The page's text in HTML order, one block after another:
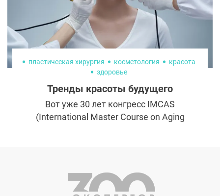
пластическая хирургия косметология
красота
здоровье
Тренды красоты будущего
Вот уже 30 лет конгресс IMCAS
(International Master Course on Aging
136 стран, включая Россию, для обмена
опытом и презентации инноваций. Какие